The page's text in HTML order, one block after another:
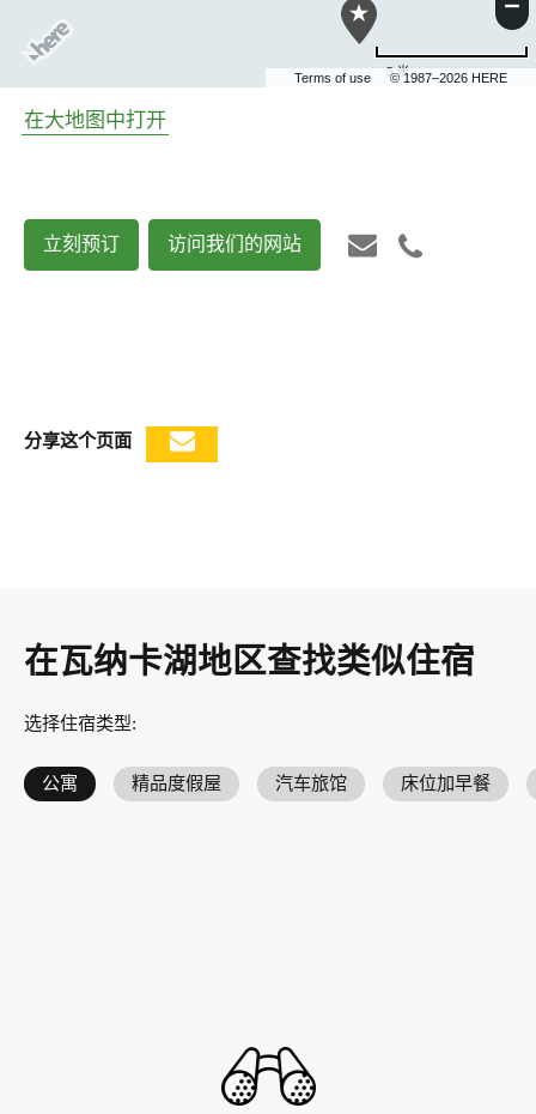
Terms of use © 1987–2026 HERE
5 米
在大地图中打开
立刻预订 访问我们的网站
分享这个页面
在瓦纳卡湖地区查找类似住宿
选择住宿类型:
公寓 精品度假屋 汽车旅馆 床位加早餐